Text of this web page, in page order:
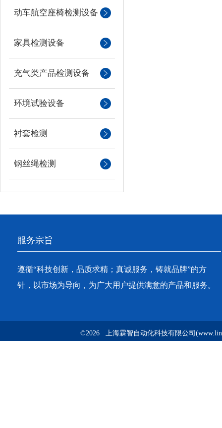
动车航空座椅检测设备
家具检测设备
充气类产品检测设备
环境试验设备
衬套检测
钢丝绳检测
服务宗旨
遵循“科技创新，品质求精；真诚服务，铸就品牌”的方
针，以市场为导向，为广大用户提供满意的产品和服务。
©2026 上海霖智自动化科技有限公司